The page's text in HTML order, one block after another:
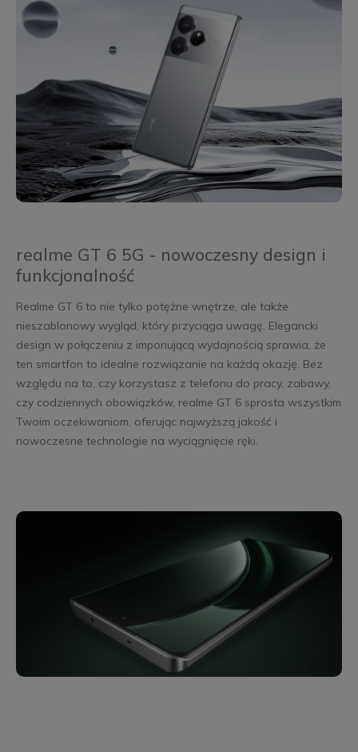
realme GT 6 5G - nowoczesny design i
funkcjonalność
Realme GT 6 to nie tylko potężne wnętrze, ale także
nieszablonowy wygląd, który przyciąga uwagę. Elegancki
design w połączeniu z imponującą wydajnością sprawia, że
ten smartfon to idealne rozwiązanie na każdą okazję. Bez
względu na to, czy korzystasz z telefonu do pracy, zabawy,
czy codziennych obowiązków, realme GT 6 sprosta wszystkim
Twoim oczekiwaniom, oferując najwyższą jakość i
nowoczesne technologie na wyciągnięcie ręki.